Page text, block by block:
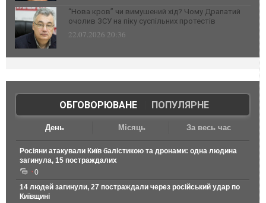
“Нова кров” чи вимушений хід? Чому Драпатий
очолив ЗСУ на піку суспільних протестів
22.07.2026 20:36
ОБГОВОРЮВАНЕ| ПОПУЛЯРНЕ
День Місяць За весь час
Росіяни атакували Київ балістикою та дронами: одна людина
загинула, 15 постраждалих
0
14 людей загинули, 27 постраждали через російський удар по
Київщині